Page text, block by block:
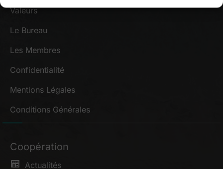
Valeurs
Le Bureau
Les Membres
Confidentialité
Mentions Légales
Conditions Générales
Coopération
Actualités